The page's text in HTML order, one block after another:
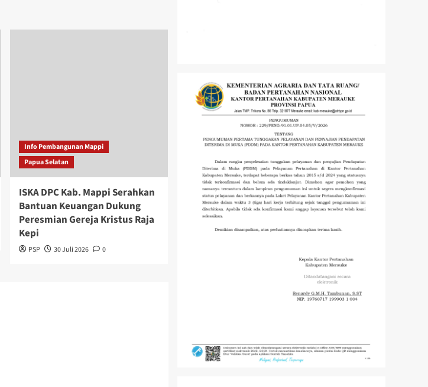
Info Pembangunan Mappi
Papua Selatan
ISKA DPC Kab. Mappi Serahkan
Bantuan Keuangan Dukung
Peresmian Gereja Kristus Raja
Kepi
PSP 30 Juli 2026 0